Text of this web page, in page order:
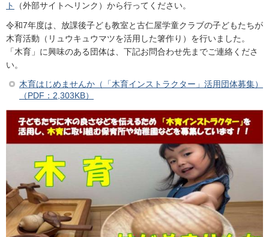
ト
（外部サイトへリンク）から行ってください。
令和7年度は、放課後子ども教室と古仁屋学童クラブの子どもたちが
木育活動（リュウキュウマツを活用した箸作り）を行いました。
「木育」に興味のある団体は、下記お問合わせ先までご連絡くださ
い。
木育はじめませんか（「木育インストラクター」活用団体募集）
（PDF：2,303KB）